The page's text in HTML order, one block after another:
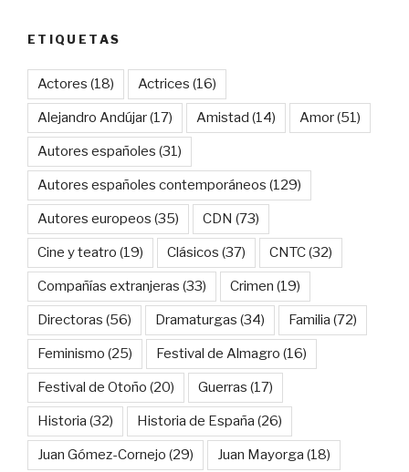
ETIQUETAS
Actores (18) Actrices (16)
Alejandro Andújar(17) Amistad (14) Amor(51)
Autores españoles (31)
Autores españoles contemporáneos (129)
Autores europeos (35) CDN (73)
Cine y teatro (19) Clásicos (37) CNTC(32)
Compañías extranjeras (33) Crimen (19)
Directoras (56) Dramaturgas (34) Familia (72)
Feminismo (25) Festival de Almagro (16)
Festival de Otoño (20) Guerras (17)
Historia (32) Historia de España (26)
Juan Gómez-Cornejo (29) Juan Mayorga (18)